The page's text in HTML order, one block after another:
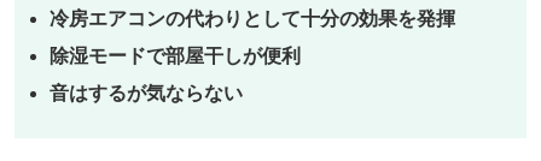
冷房エアコンの代わりとして十分の効果を発揮
除湿モードで部屋干しが便利
音はするが気ならない